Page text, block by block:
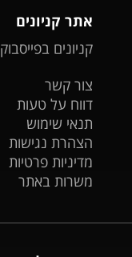
אתר קניונים
קניונים בפייסבוק
צור קשר
דווח על טעות
תנאי שימוש
הצהרת נגישות
מדיניות פרטיות
משרות באתר